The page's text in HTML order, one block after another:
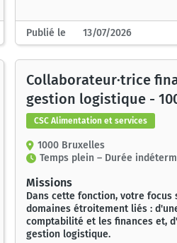
Publié le 13/07/2026
Collaborateur·trice
gestion logistique -
CSC Alimentation et services
1000 Bruxelles
Temps plein – Durée
Missions
Dans cette fonction, votre focus
domaines étroitement liés :
comptabilité et les finances et,
gestion logistique.